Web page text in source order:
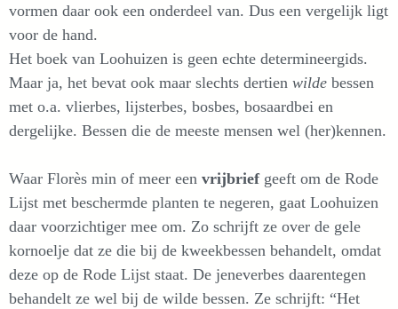
vormen daar ook een onderdeel van. Dus een vergelijk ligt
voor de hand.
Het boek van Loohuizen is geen echte determineergids.
Maar ja, het bevat ook maar slechts dertien wilde bessen
met o.a. vlierbes, lijsterbes, bosbes, bosaardbei en
dergelijke. Bessen die de meeste mensen wel (her)kennen.
Waar Florès min of meer een vrijbrief geeft om de Rode
Lijst met beschermde planten te negeren, gaat Loohuizen
daar voorzichtiger mee om. Zo schrijft ze over de gele
kornoelje dat ze die bij de kweekbessen behandelt, omdat
deze op de Rode Lijst staat. De jeneverbes daarentegen
behandelt ze wel bij de wilde bessen. Ze schrijft: “Het